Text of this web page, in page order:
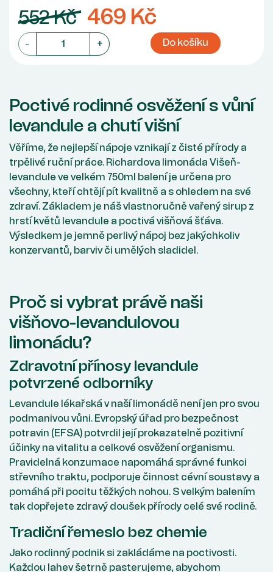
552 Kč 469 Kč
- + Do košíku
Poctivé rodinné osvěžení s vůní
levandule a chutí višní
Věříme, že nejlepší nápoje vznikají z čisté přírody a
trpělivé ruční práce. Richardova limonáda Višeň-
levandule ve velkém 750ml balení je určena pro
všechny, kteří chtějí pít kvalitně a s ohledem na své
zdraví. Základem je náš vlastnoručně vařený sirup z
hrstí květů levandule a poctivá višňová šťáva.
Výsledkem je jemně perlivý nápoj bez jakýchkoliv
konzervantů, barviv či umělých sladidel.
Proč si vybrat právě naši
višňovo-levandulovou
limonádu?
Zdravotní přínosy levandule
potvrzené odborníky
Levandule lékařská v naší limonádě není jen pro svou
podmanivou vůni. Evropský úřad pro bezpečnost
potravin (EFSA) potvrdil její prokazatelně pozitivní
účinky na vitalitu a celkové osvěžení organismu.
Pravidelná konzumace napomáhá správné funkci
střevního traktu, podporuje činnost cévní soustavy a
pomáhá při pocitu těžkých nohou. S velkým balením
tak dopřejete zdravý doušek přírody celé své rodině.
Tradiční řemeslo bez chemie
Jako rodinný podnik si zakládáme na poctivosti.
Každou lahev šetrně pasterujeme, abychom